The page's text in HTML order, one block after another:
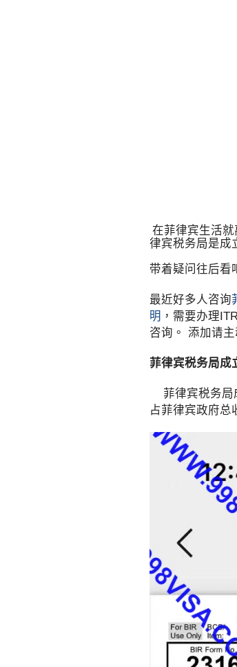
在菲律宾生活就
律宾税务局是成
带着疑问往后看
最近好多人咨询
明 ，需要办理
咨询。 添加请
菲律宾税务局成
菲律宾税务局
占菲律宾政府总